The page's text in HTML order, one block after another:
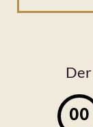
00